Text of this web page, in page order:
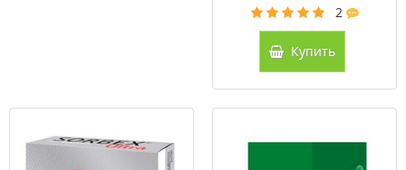
2
Купить